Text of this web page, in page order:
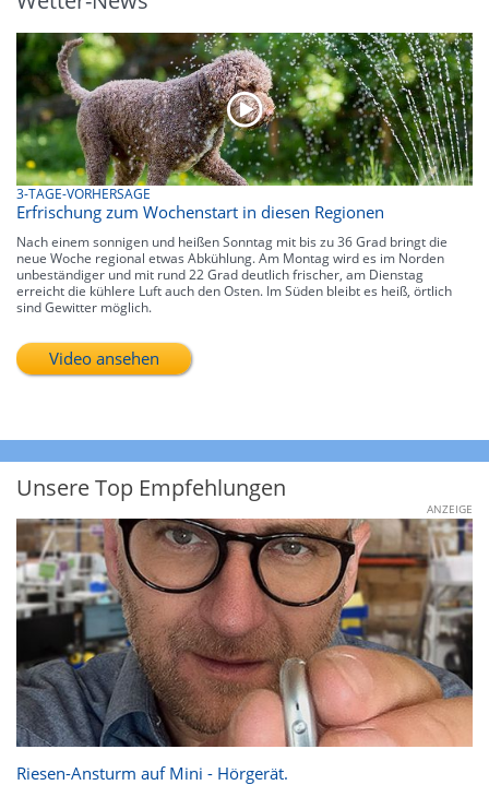
3-TAGE-VORHERSAGE
Erfrischung zum Wochenstart in diesen Regionen
Nach einem sonnigen und heißen Sonntag mit bis zu 36 Grad bringt die
neue Woche regional etwas Abkühlung. Am Montag wird es im Norden
unbeständiger und mit rund 22 Grad deutlich frischer, am Dienstag
erreicht die kühlere Luft auch den Osten. Im Süden bleibt es heiß, örtlich
sind Gewitter möglich.
Video ansehen
Unsere Top Empfehlungen
ANZEIGE
Riesen-Ansturm auf Mini - Hörgerät.